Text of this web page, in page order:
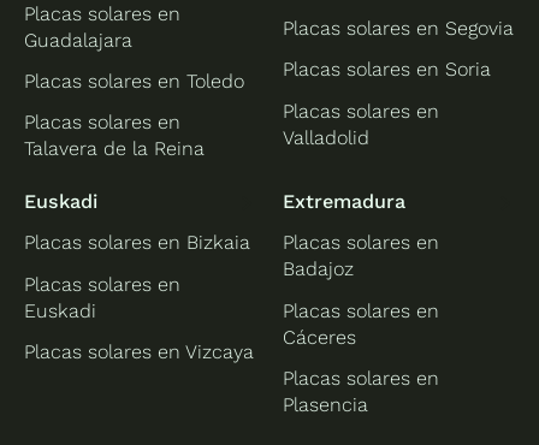
Placas solares en
Guadalajara
Placas solares en Toledo
Placas solares en
Talavera de la Reina
Placas solares en Segovia
Placas solares en Soria
Placas solares en
Valladolid
Euskadi
Placas solares en Bizkaia
Placas solares en
Euskadi
Placas solares en Vizcaya
Extremadura
Placas solares en
Badajoz
Placas solares en
Cáceres
Placas solares en
Plasencia